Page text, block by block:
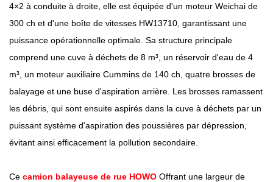
4×2 à conduite à droite, elle est équipée d'un moteur Weichai de
300 ch et d'une boîte de vitesses HW13710, garantissant une
puissance opérationnelle optimale. Sa structure principale
comprend une cuve à déchets de 8 m³, un réservoir d'eau de 4
m³, un moteur auxiliaire Cummins de 140 ch, quatre brosses de
balayage et une buse d'aspiration arrière. Les brosses ramassent
les débris, qui sont ensuite aspirés dans la cuve à déchets par un
puissant système d'aspiration des poussières par dépression,
évitant ainsi efficacement la pollution secondaire.
Ce camion balayeuse de rue HOWO Offrant une largeur de